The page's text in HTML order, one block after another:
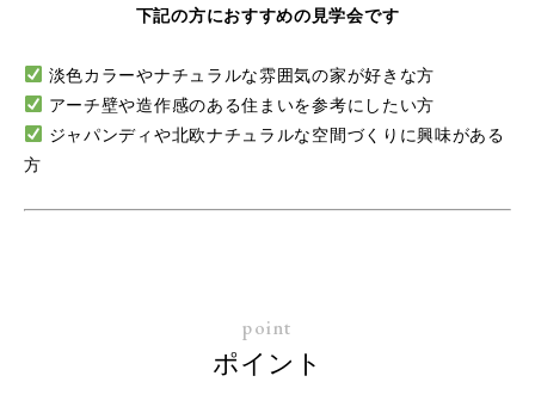
下記の方におすすめの見学会です
淡色カラーやナチュラルな雰囲気の家が好きな方
アーチ壁や造作感のある住まいを参考にしたい方
ジャパンディや北欧ナチュラルな空間づくりに興味がある
方
point
ポイント